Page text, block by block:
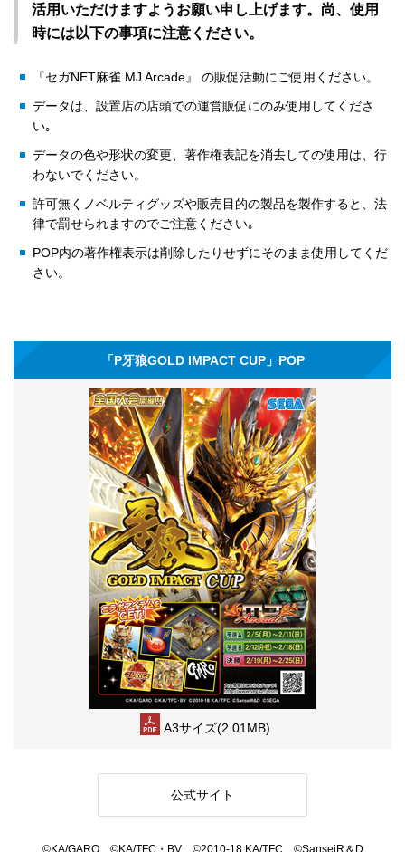
活用いただけますようお願い申し上げます。尚、使用
時には以下の事項に注意ください。
『セガNET麻雀 MJ Arcade』 の販促活動にご使用ください。
データは、設置店の店頭での運営販促にのみ使用してくださ
い｡
データの色や形状の変更、著作権表記を消去しての使用は、行
わないでください。
許可無くノベルティグッズや販売目的の製品を製作すると、法
律で罰せられますのでご注意ください｡
POP内の著作権表示は削除したりせずにそのまま使用してくだ
さい。
「P牙狼GOLD IMPACT CUP」POP
A3サイズ(2.01MB)
公式サイト